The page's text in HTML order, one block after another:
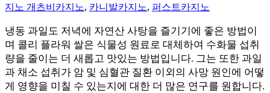
지노 개츠비카지노, 카니발카지노, 퍼스트카지노
냉동 과일도 저녁에 자연산 사탕을 즐기기에 좋은 방법이
며 콜리 플라워 쌀은 식물성 원료로 대체하여 수화물 섭취
량을 줄이는 더 새롭고 맛있는 방법입니다. 그는 또한 과일
과 채소 섭취가 암 및 심혈관 질환 이외의 사망 원인에 어떻
게 영향을 미칠 수 있는지에 대한 더 많은 연구를 원합니다.